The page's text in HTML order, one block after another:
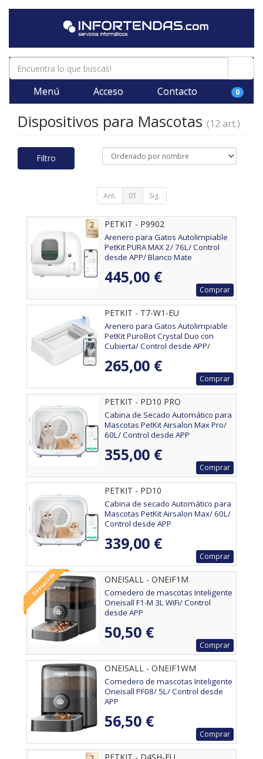
Menú Acceso Contacto 0
Dispositivos para Mascotas (12 art.)
Filtro
Ant. 01 Sig.
PETKIT - P9902
Arenero para Gatos Autolimpiable
PetKit PURA MAX 2/ 76L/ Control
desde APP/ Blanco Mate
445,00 €
Comprar
PETKIT - T7-W1-EU
Arenero para Gatos Autolimpiable
PetKit PuroBot Crystal Duo con
Cubierta/ Control desde APP/
265,00 €
Comprar
PETKIT - PD10 PRO
Cabina de Secado Automático para
Mascotas PetKit Airsalon Max Pro/
60L/ Control desde APP
355,00 €
Comprar
PETKIT - PD10
Cabina de secado Automático para
Mascotas PetKit Airsalon Max/ 60L/
Control desde APP
339,00 €
Comprar
Destacado ONEISALL - ONEIF1M
Comedero de mascotas Inteligente
Oneisall F1-M 3L WiFi/ Control
desde APP
50,50 €
Comprar
ONEISALL - ONEIF1WM
Comedero de mascotas Inteligente
Oneisall PF08/ 5L/ Control desde
APP
56,50 €
Comprar